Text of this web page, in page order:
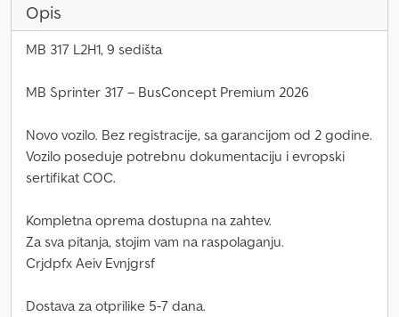
Opis
MB 317 L2H1, 9 sedišta
MB Sprinter 317 – BusConcept Premium 2026
Novo vozilo. Bez registracije, sa garancijom od 2 godine.
Vozilo poseduje potrebnu dokumentaciju i evropski
sertifikat COC.
Kompletna oprema dostupna na zahtev.
Za sva pitanja, stojim vam na raspolaganju.
Crjdpfx Aeiv Evnjgrsf
Dostava za otprilike 5-7 dana.